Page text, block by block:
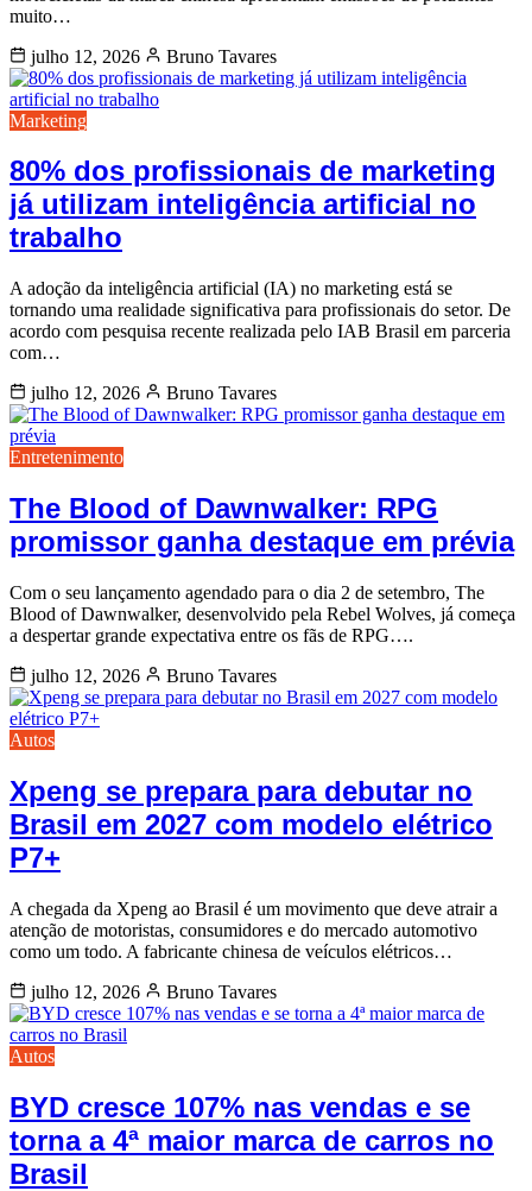
muito…
julho 12, 2026
Bruno Tavares
Marketing
80% dos profissionais de marketing
já utilizam inteligência artificial no
trabalho
A adoção da inteligência artificial (IA) no marketing está se
tornando uma realidade significativa para profissionais do setor. De
acordo com pesquisa recente realizada pelo IAB Brasil em parceria
com…
julho 12, 2026
Bruno Tavares
Entretenimento
The Blood of Dawnwalker: RPG
promissor ganha destaque em prévia
Com o seu lançamento agendado para o dia 2 de setembro, The
Blood of Dawnwalker, desenvolvido pela Rebel Wolves, já começa
a despertar grande expectativa entre os fãs de RPG….
julho 12, 2026
Bruno Tavares
Autos
Xpeng se prepara para debutar no
Brasil em 2027 com modelo elétrico
P7+
A chegada da Xpeng ao Brasil é um movimento que deve atrair a
atenção de motoristas, consumidores e do mercado automotivo
como um todo. A fabricante chinesa de veículos elétricos…
julho 12, 2026
Bruno Tavares
Autos
BYD cresce 107% nas vendas e se
torna a 4ª maior marca de carros no
Brasil